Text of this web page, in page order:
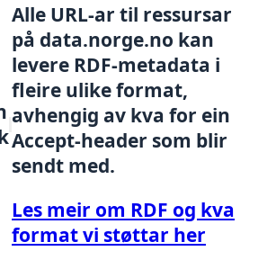
Alle URL-ar til ressursar
på data.norge.no kan
levere RDF-metadata i
fleire ulike format,
avhengig av kva for ein
Accept-header som blir
sendt med.
Les meir om RDF og kva
format vi støttar her